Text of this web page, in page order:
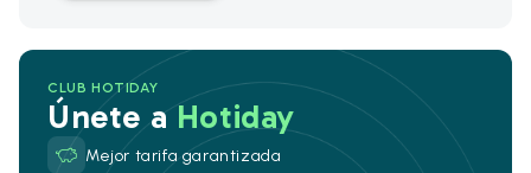
CLUB HOTIDAY
Únete aHotiday
Mejor tarifa garantizada